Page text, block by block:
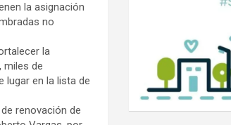
la asignación
no
la
miles de
lugar en la lista de
renovación de